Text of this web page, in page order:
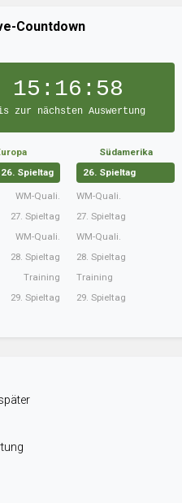
Countdown
15:16:57
zur nächsten Auswertung
26. Spieltag
WM-Quali.
27. Spieltag
WM-Quali.
28. Spieltag
Training
29. Spieltag
Südamerika
26. Spieltag
WM-Quali.
27. Spieltag
WM-Quali.
28. Spieltag
Training
29. Spieltag